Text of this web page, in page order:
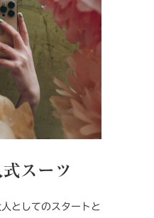
スーツ
としてのスタートと